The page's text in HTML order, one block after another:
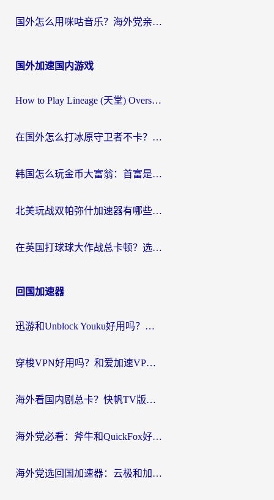
国外怎么用咪咕音乐？海外党亲测有效的听歌自由指南
国外加速国内游戏
How to Play Lineage (天堂) Overseas? The Ultimate Guide to Choosing the Best Chinese Server Game Accelerator (在国外打天堂加速器)
在国外怎么打冰原守卫者不卡？留学生亲测的国服游戏加速指南
韩国怎么玩金币大富翁：首富是谁？海外党国服游戏加速全攻略
北美玩战双帕弥什加速器有哪些？海外党亲测好用的国服加速指南
在英国打球球大作战总卡顿？选对加速器让你告别延迟（附实测攻略）
回国加速器
迅游和Unblock Youku好用吗？海外党亲测：3个维度教你选对回国加速器
穿梭VPN好用吗？和爱加速VPN对比哪个回国效果更好？海外党必看的实用指南
海外看国内剧总卡？快帆TV版VPN好用吗？和海牛VPN对比哪个回国效果更好？
海外党必看：斧牛和QuickFox好用吗？3步选对回国加速器，无缝刷国内剧玩游戏
海外党选回国加速器：云极和加速喵哪个好？附3款热门工具实测对比